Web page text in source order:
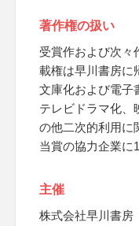
著作権の扱い
受賞作および次々
載権は早川書房に
文庫化および電子
テレビドラマ化、
の他二次的利用に
当賞の協力企業に
主催
株式会社早川書房